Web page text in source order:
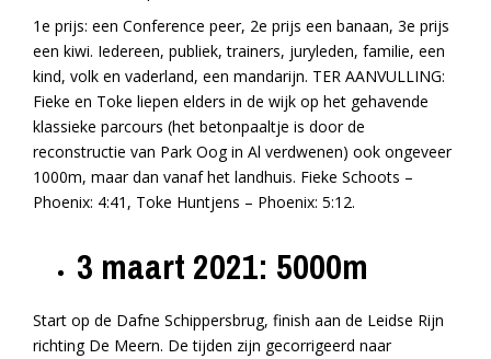
1e prijs: een Conference peer, 2e prijs een banaan, 3e prijs
een kiwi. Iedereen, publiek, trainers, juryleden, familie, een
kind, volk en vaderland, een mandarijn. TER AANVULLING:
Fieke en Toke liepen elders in de wijk op het gehavende
klassieke parcours (het betonpaaltje is door de
reconstructie van Park Oog in Al verdwenen) ook ongeveer
1000m, maar dan vanaf het landhuis. Fieke Schoots –
Phoenix: 4:41, Toke Huntjens – Phoenix: 5:12.
3 maart 2021: 5000m
Start op de Dafne Schippersbrug, finish aan de Leidse Rijn
richting De Meern. De tijden zijn gecorrigeerd naar